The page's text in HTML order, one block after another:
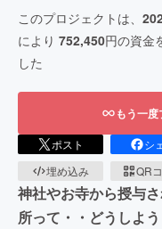
このプロジェクトは、
により 752,450円の資金
した
もう一
ポスト シ
埋め込み
QR
神社やお寺から授与
所って・・どうしよ